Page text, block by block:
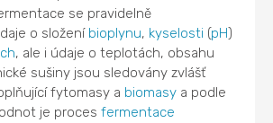
se pravidelně
o složení bioplynu, kyselosti (pH)
, ale i údaje o teplotách, obsahu
sušiny jsou sledovány zvlášť
fytomasy a biomasy a podle
je procesfermentace